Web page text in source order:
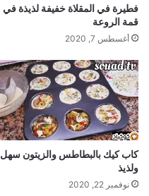
فطيرة في المقلاة خفيفة لذيذة في
قمة الروعة
أغسطس 7, 2020
كاب كيك بالبطاطس والزيتون سهل
ولذيذ
نوفمبر 22, 2020